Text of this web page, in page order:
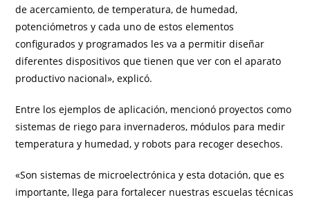
de acercamiento, de temperatura, de humedad,
potenciómetros y cada uno de estos elementos
configurados y programados les va a permitir diseñar
diferentes dispositivos que tienen que ver con el aparato
productivo nacional», explicó.
Entre los ejemplos de aplicación, mencionó proyectos como
sistemas de riego para invernaderos, módulos para medir
temperatura y humedad, y robots para recoger desechos.
«Son sistemas de microelectrónica y esta dotación, que es
importante, llega para fortalecer nuestras escuelas técnicas